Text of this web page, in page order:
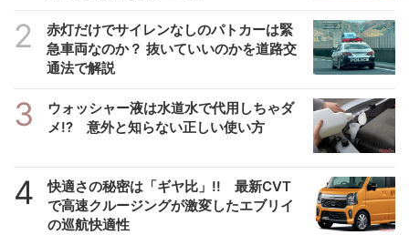
2
赤灯だけでサイレンなしのパトカーは緊
急車両なのか？ 抜いていいのかを道路交
通法で解説
3
ウォッシャー液は水道水で代用しちゃダ
メ!? 意外と知らない正しい使い方
4
快適さの秘密は「ギヤ比」!! 最新CVT
で高速クルージングが激変したエブリイ
の巡航快適性